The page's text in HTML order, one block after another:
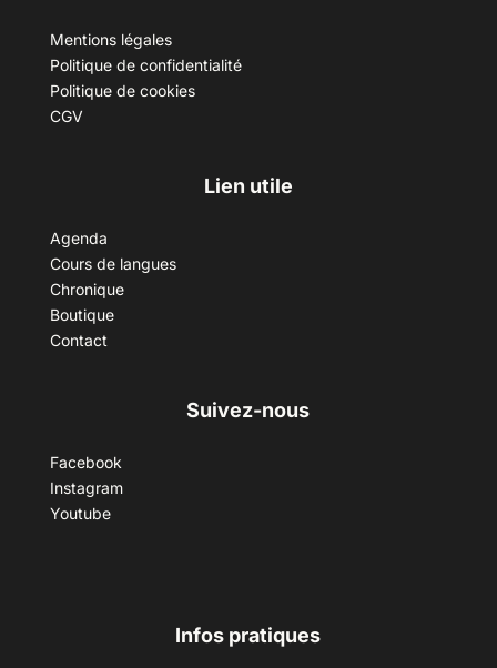
Mentions légales
Politique de confidentialité
Politique de cookies
CGV
Lien utile
Agenda
Cours de langues
Chronique
Boutique
Contact
Suivez-nous
Facebook
Instagram
Youtube
Infos pratiques